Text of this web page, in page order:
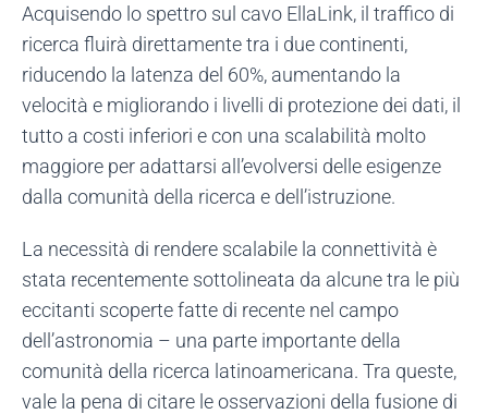
Acquisendo lo spettro sul cavo EllaLink, il traffico di
ricerca fluirà direttamente tra i due continenti,
riducendo la latenza del 60%, aumentando la
velocità e migliorando i livelli di protezione dei dati, il
tutto a costi inferiori e con una scalabilità molto
maggiore per adattarsi all’evolversi delle esigenze
dalla comunità della ricerca e dell’istruzione.
La necessità di rendere scalabile la connettività è
stata recentemente sottolineata da alcune tra le più
eccitanti scoperte fatte di recente nel campo
dell’astronomia – una parte importante della
comunità della ricerca latinoamericana. Tra queste,
vale la pena di citare le osservazioni della fusione di